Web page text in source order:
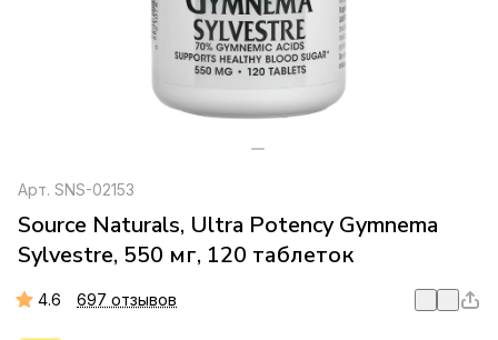
Арт. SNS-02153
Source Naturals, Ultra Potency Gymnema
Sylvestre, 550 мг, 120 таблеток
4.6 697 отзывов